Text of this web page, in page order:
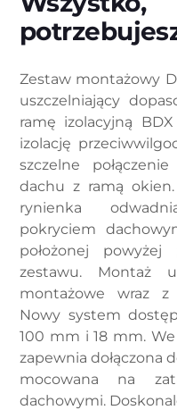
Zestaw montażowy
uszczelniający
ramę izolacyjną
izolację
szczelne
dachu z ramą
rynienka
pokryciem
położonej
zestawu. Montaż
montażowe wraz z
Nowy system
100 mm i 18 mm.
zapewnia dołączona
mocowana na
dachowymi.